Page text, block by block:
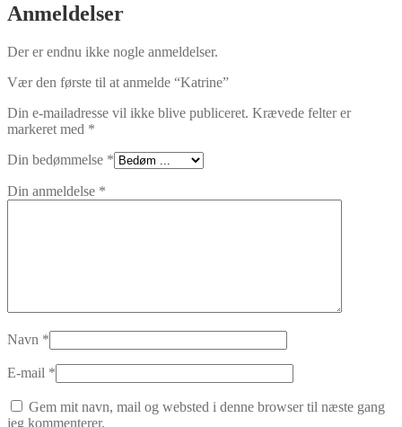
Anmeldelser
Der er endnu ikke nogle anmeldelser.
Vær den første til at anmelde “Katrine”
Din e-mailadresse vil ikke blive publiceret. Krævede felter er
markeret med *
Din bedømmelse *
Din anmeldelse *
Navn *
E-mail *
Gem mit navn, mail og websted i denne browser til næste gang
jeg kommenterer.